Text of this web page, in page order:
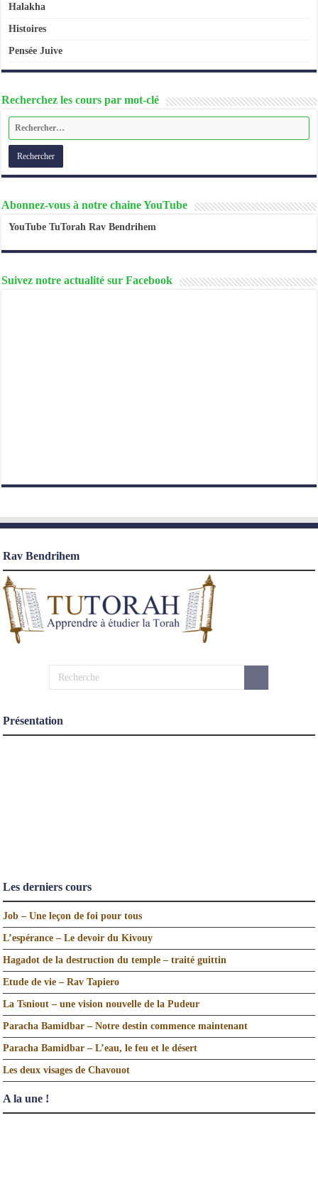
Halakha
Histoires
Pensée Juive
Recherchez les cours par mot-clé
Abonnez-vous à notre chaine YouTube
YouTube TuTorah Rav Bendrihem
Suivez notre actualité sur Facebook
Rav Bendrihem
Présentation
Les derniers cours
Job – Une leçon de foi pour tous
L’espérance – Le devoir du Kivouy
Hagadot de la destruction du temple – traité guittin
Etude de vie – Rav Tapiero
La Tsniout – une vision nouvelle de la Pudeur
Paracha Bamidbar – Notre destin commence maintenant
Paracha Bamidbar – L’eau, le feu et le désert
Les deux visages de Chavouot
A la une !